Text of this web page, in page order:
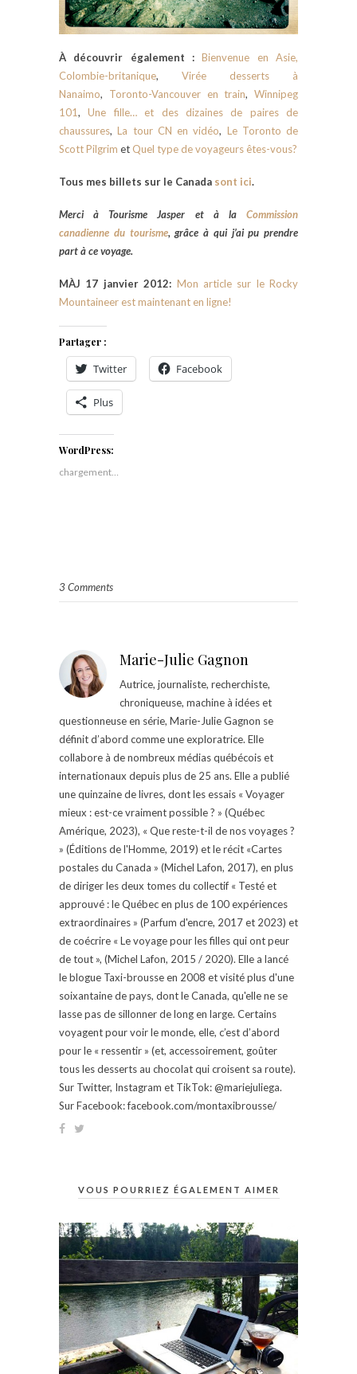
À découvrir également :Bienvenue en Asie,
Colombie-britanique, Virée desserts à
Nanaimo, Toronto-Vancouver en train, Winnipeg
101,Une fille… et des dizaines de paires de
chaussures,La tour CN en vidéo, Le Toronto de
Scott Pilgrim et Quel type de voyageurs êtes-vous?
Tous mes billets sur le Canada sont ici.
Merci àTourisme Jasper et à laCommission
canadienne du tourisme, grâce à qui j’ai pu prendre
part à ce voyage.
MÀJ 17 janvier 2012: Mon article sur le Rocky
Mountaineer est maintenant en ligne!
Partager :
Twitter Facebook
Plus
WordPress:
chargement…
3 Comments
Marie-Julie Gagnon
Autrice, journaliste, recherchiste,
chroniqueuse, machine à idées et
questionneuse en série, Marie-Julie Gagnon se
définit d’abord comme une exploratrice. Elle
collabore à de nombreux médias québécois et
internationaux depuis plus de 25 ans. Elle a publié
une quinzaine de livres, dont les essais « Voyager
mieux : est-ce vraiment possible ? » (Québec
Amérique, 2023), « Que reste-t-il de nos voyages ?
» (Éditions de l'Homme, 2019) et le récit «Cartes
postales du Canada » (Michel Lafon, 2017), en plus
de diriger les deux tomes du collectif « Testé et
approuvé : le Québec en plus de 100 expériences
extraordinaires » (Parfum d'encre, 2017 et 2023) et
de coécrire « Le voyage pour les filles qui ont peur
de tout », (Michel Lafon, 2015 / 2020). Elle a lancé
le blogue Taxi-brousse en 2008 et visité plus d'une
soixantaine de pays, dont le Canada, qu'elle ne se
lasse pas de sillonner de long en large. Certains
voyagent pour voir le monde, elle, c’est d’abord
pour le « ressentir » (et, accessoirement, goûter
tous les desserts au chocolat qui croisent sa route).
Sur Twitter, Instagram et TikTok: @mariejuliega.
Sur Facebook: facebook.com/montaxibrousse/
VOUS POURRIEZ ÉGALEMENT AIMER